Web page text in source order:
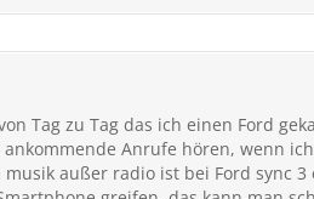
Tag zu Tag das ich einen Ford
ankommende Anrufe hören, wenn
musik außer radio ist bei Ford sync